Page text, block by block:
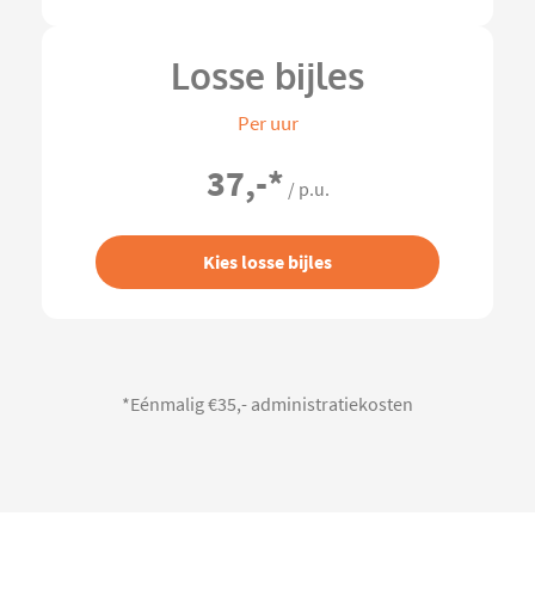
Losse bijles
Per uur
37,-* / p.u.
Kies losse bijles
*Eénmalig €35,- administratiekosten